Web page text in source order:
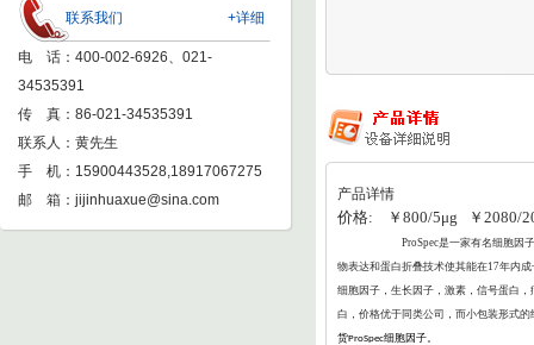
+详细
联系我们
电 话：400-002-6926、021-
34535391
传 真：86-021-34535391
联系人：黄先生
手 机：15900443528,18917067275
邮 箱： jijinhuaxue@sina.com 产品详情
价格: ￥800/5μg ￥2080/
ProSpec是一家有名细胞因
物表达和蛋白折叠技术使其能在17年内
细胞因子，生长因子，激素，信号蛋白
白，价格优于同类公司，而小包装形式
货ProSpec细胞因子。